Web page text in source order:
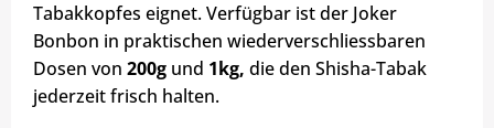
Tabakkopfes eignet. Verfügbar ist der Joker
Bonbon in praktischen wiederverschliessbaren
Dosen von 200g und 1kg, die den Shisha-Tabak
jederzeit frisch halten.